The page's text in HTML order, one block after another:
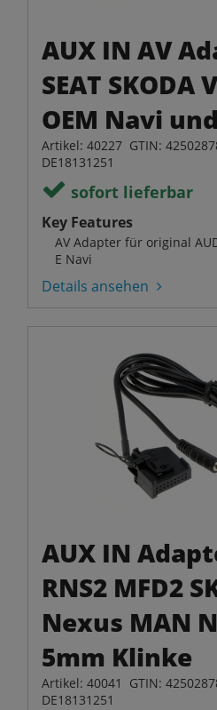
AUX IN AV
SEAT SKODA
OEM Navi
Artikel: 40227 GTIN:
DE18131251
sofort lieferbar
Key Features
AV Adapter für original
E Navi
Details ansehen
AUX IN
RNS2 MFD2
Nexus MAN
5mm Klinke
Artikel: 40041 GTIN:
DE18131251